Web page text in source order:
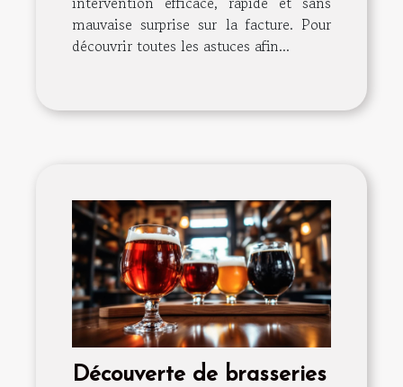
mauvaise surprise sur la facture. Pour
découvrir toutes les astuces afin...
Découverte de brasseries